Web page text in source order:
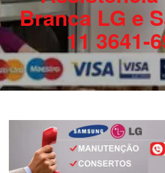
Branca LG e
11 3641-